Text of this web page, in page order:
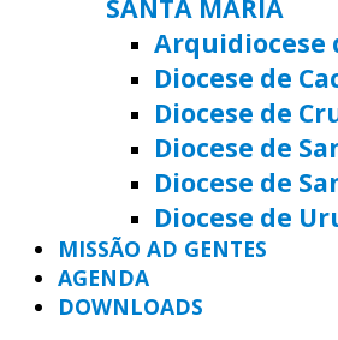
SANTA MARIA
Arquidiocese
Diocese de
Diocese de
Diocese de
Diocese de
Diocese de
MISSÃO AD GENTES
AGENDA
DOWNLOADS